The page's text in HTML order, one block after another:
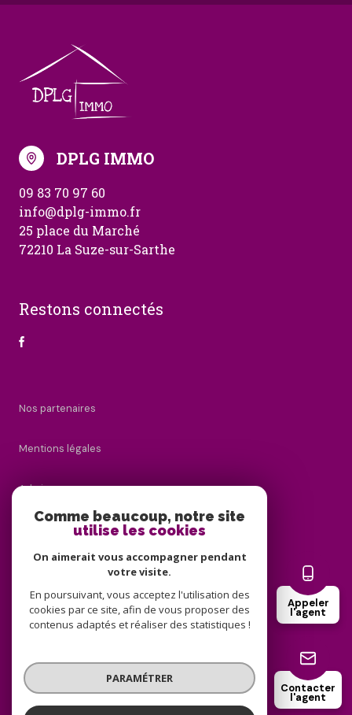
Appeler
l'agent
Contacter
l'agent
DPLG IMMO
09 83 70 97 60
info@dplg-immo.fr
25 place du Marché
72210 La Suze-sur-Sarthe
Restons connectés
Nos partenaires
Mentions légales
Admin
Nos honoraires
Cookies
© 2026 | Tous droits réservés
Comme beaucoup, notre site
utilise les cookies
On aimerait vous accompagner pendant
votre visite.
En poursuivant, vous acceptez l'utilisation des
cookies par ce site, afin de vous proposer des
contenus adaptés et réaliser des statistiques !
PARAMÉTRER